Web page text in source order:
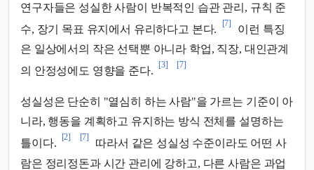
연구자들은 성실한 사람이 반복적인 습관 관리, 규칙 준
수, 장기 목표 유지에서 유리하다고 본다.
[7]
이런 특징
은 일상에서의 작은 선택뿐 아니라 학업, 직장, 대인관계
의 안정성에도 영향을 준다.
[3] [7]
성실성은 단순히 "열심히 하는 사람"을 가르는 기준이 아
니라, 행동을 계획하고 유지하는 방식 전체를 설명하는
틀이다.
[2] [7]
따라서 같은 성실성 수준이라도 어떤 사
람은 정리정돈과 시간 관리에 강하고, 다른 사람은 과업